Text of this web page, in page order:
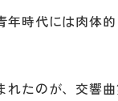
時代には肉体
たのが、交響